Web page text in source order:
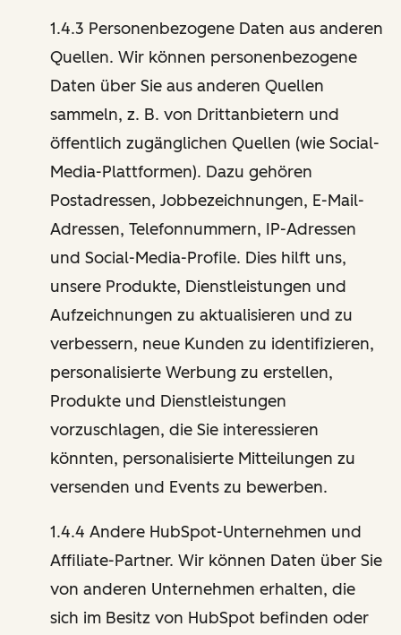
1.4.3 Personenbezogene Daten aus anderen
Quellen. Wir können personenbezogene
Daten über Sie aus anderen Quellen
sammeln, z. B. von Drittanbietern und
öffentlich zugänglichen Quellen (wie Social-
Media-Plattformen). Dazu gehören
Postadressen, Jobbezeichnungen, E-Mail-
Adressen, Telefonnummern, IP-Adressen
und Social-Media-Profile. Dies hilft uns,
unsere Produkte, Dienstleistungen und
Aufzeichnungen zu aktualisieren und zu
verbessern, neue Kunden zu identifizieren,
personalisierte Werbung zu erstellen,
Produkte und Dienstleistungen
vorzuschlagen, die Sie interessieren
könnten, personalisierte Mitteilungen zu
versenden und Events zu bewerben.
1.4.4 Andere HubSpot-Unternehmen und
Affiliate-Partner. Wir können Daten über Sie
von anderen Unternehmen erhalten, die
sich im Besitz von HubSpot befinden oder